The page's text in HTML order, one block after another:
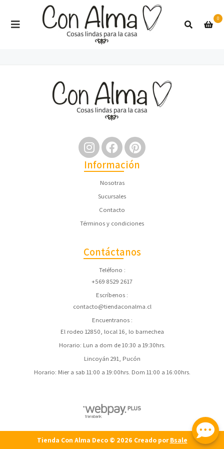
0
Información
Nosotras
Sucursales
Contacto
Términos y condiciones
Contáctanos
Teléfono
+569 8529 2617
Escríbenos
contacto@tiendaconalma.cl
Encuentranos
El rodeo 12850, local 16, lo barnechea
Horario: Lun a dom de 10:30 a 19:30hrs.
Lincoyán 291, Pucón
Horario: Mier a sab 11:00 a 19:00hrs. Dom 11:00 a 16:00hrs.
Tienda Con Alma Deco © 2026 Creado porBsale